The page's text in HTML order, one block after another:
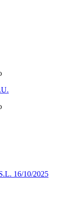
16/10/2025